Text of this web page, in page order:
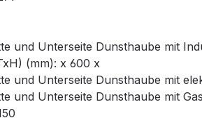
und Unterseite Dunsthaube mit
(mm): x 600 x
und Unterseite Dunsthaube mit
und Unterseite Dunsthaube mit